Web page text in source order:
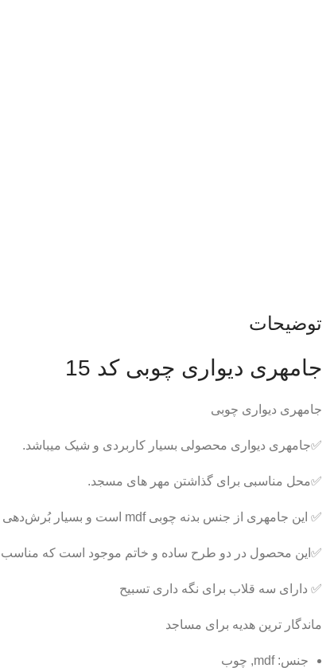
توضیحات
جامهری دیواری چوبی کد 15
جامهری دیواری چوبی
✅جامهری دیواری محصولی بسیار کاربردی و شیک میباشد.
✅محل مناسبی برای گذاشتن مهر های مسجد.
✅ این جامهری از جنس بدنه چوبی mdf است و بسیار بُرش‌دهی دقیق و تمیزی را داراست.
✅این محصول در دو طرح ساده و خاتم موجود است که مناسب
✅ دارای سه قلاب برای نگه داری تسبیح
ماندگار ترین هدیه برای مساجد
جنس: mdf, چوب